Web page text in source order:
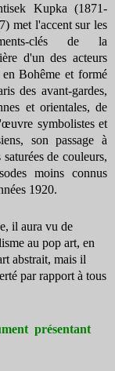
Kupka (1871-
met l'accent sur les
clés de la
d'un des acteurs
Bohême et formé
des avant-gardes,
et orientales, de
symbolistes et
son passage à
de couleurs,
moins connus
1920.
il aura vu de
au pop art, en
abstrait, mais il
par rapport à tous
présentant